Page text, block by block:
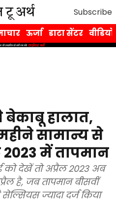
Subscribe
ऊर्जा डाटा सेंटर वीडियो
हालात,
सामान्य से
2023 में तापमान
को देखें तो अप्रैल 2023 अब
है, जब तापमान बीसवीं
ज्यादा दर्ज किया